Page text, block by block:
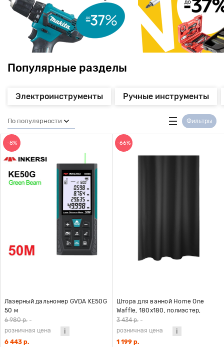
Популярные разделы
Электроинструменты Ручные инструменты
По популярности Фильтры
-8%
Лазерный дальномер GVDA KE50G
50 м
6 980 р. -
розничная цена
6 443 р.
-66%
Штора для ванной Home One
Waffle, 180х180, полиэстер,
черный
3 434 р. -
розничная цена
1 199 р.